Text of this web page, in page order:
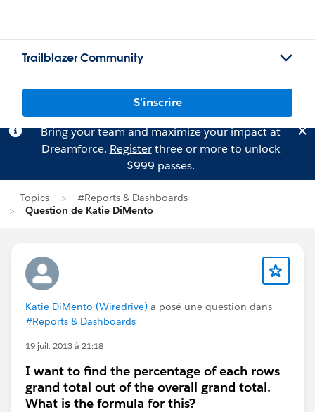
Trailblazer Community
S'inscrire
Bring your team and maximize your impact at
Dreamforce. Registerthree or more to unlock
$999 passes.
Topics
#Reports & Dashboards
Question de Katie DiMento
Katie DiMento (Wiredrive) a posé une question dans
#Reports & Dashboards
19 juil. 2013 à 21:18
I want to find the percentage of each rows
grand total out of the overall grand total.
What is the formula for this?